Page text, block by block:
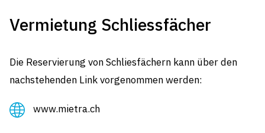
Vermietung Schliessfächer
Die Reservierung von Schliesfächern kann über den
nachstehenden Link vorgenommen werden:
www.mietra.ch